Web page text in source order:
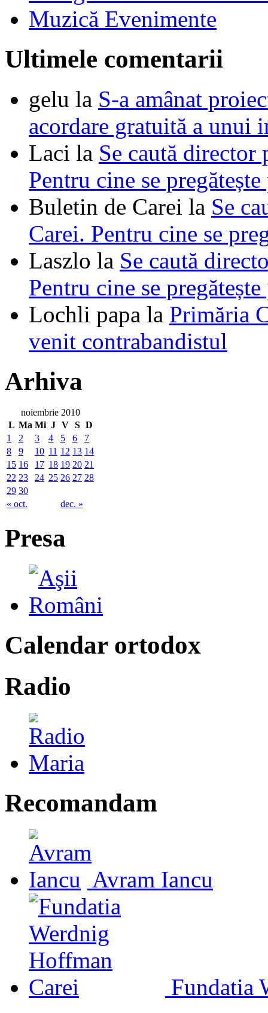
Muzică Evenimente
Ultimele comentarii
gelu la S-a amânat
acordare gratuită a unui
Laci la Se caută
Pentru cine se
Buletin de Carei la Se
Carei. Pentru cine se
Laszlo la Se caută
Pentru cine se
Lochli papa la Primăria
venit contrabandistul
Arhiva
noiembrie 2010
L Ma Mi J V S D
« oct. dec. »
1 2 3 4 5 6
7
8
9 10 11 12 13 14
15 16 17 18 19 20 21
22 23 24 25 26 27 28
29 30
Presa
Calendar ortodox
Radio
Recomandam
Avram Iancu
Fundatia